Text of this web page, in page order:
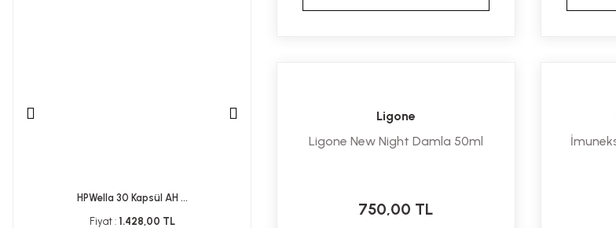
HPWella 30 Kapsül AH ...
Fiyat : 1.428,00 TL
Ligone
Ligone New Night Damla 50ml
750,00 TL